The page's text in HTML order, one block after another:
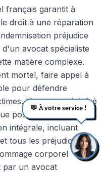
français garantit à
droit à une réparation
préjudice
avocat spécialiste
matière complexe.
mortel, faire appel à
pour défendre
L'avocat spécialisé
poste de préjudice
intégrale, incluant
tous les préjudices
corporel
par un avocat
💬 À votre service !